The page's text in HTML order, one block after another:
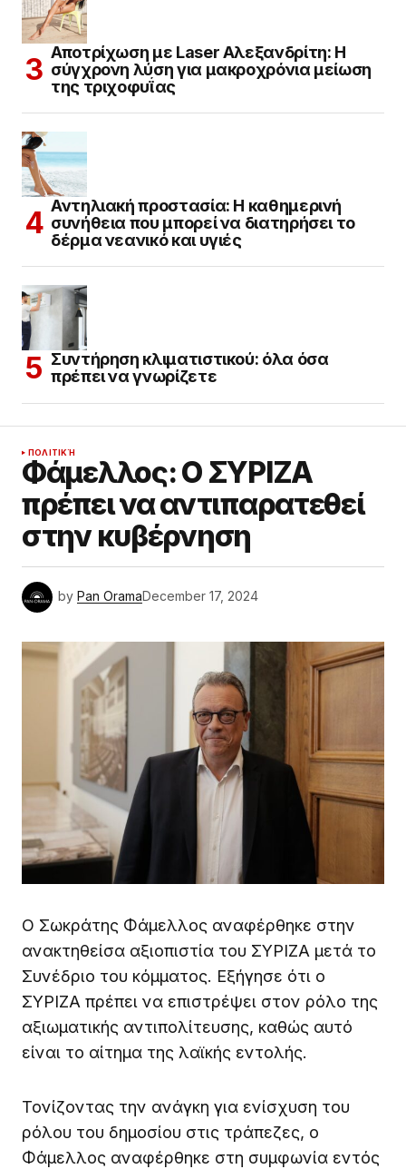
Αποτρίχωση με Laser Αλεξανδρίτη: Η
σύγχρονη λύση για μακροχρόνια μείωση
της τριχοφυΐας
Αντηλιακή προστασία: Η καθημερινή
συνήθεια που μπορεί να διατηρήσει το
δέρμα νεανικό και υγιές
Συντήρηση κλιματιστικού: όλα όσα
πρέπει να γνωρίζετε
ΠΟΛΙΤΙΚΉ
Φάμελλος: Ο ΣΥΡΙΖΑ
πρέπει να αντιπαρατεθεί
στην κυβέρνηση
by Pan OramaDecember 17, 2024
Ο Σωκράτης Φάμελλος αναφέρθηκε στην
ανακτηθείσα αξιοπιστία του ΣΥΡΙΖΑ μετά το
Συνέδριο του κόμματος. Εξήγησε ότι ο
ΣΥΡΙΖΑ πρέπει να επιστρέψει στον ρόλο της
αξιωματικής αντιπολίτευσης, καθώς αυτό
είναι το αίτημα της λαϊκής εντολής.
Τονίζοντας την ανάγκη για ενίσχυση του
ρόλου του δημοσίου στις τράπεζες, ο
Φάμελλος αναφέρθηκε στη συμφωνία εντός